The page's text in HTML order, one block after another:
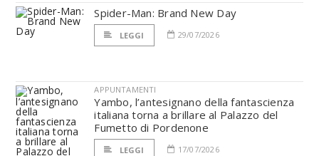
Spider-Man: Brand New Day
LEGGI 29/07/2026
APPUNTAMENTI
Yambo, l’antesignano della fantascienza
italiana torna a brillare al Palazzo del
Fumetto di Pordenone
LEGGI 17/07/2026